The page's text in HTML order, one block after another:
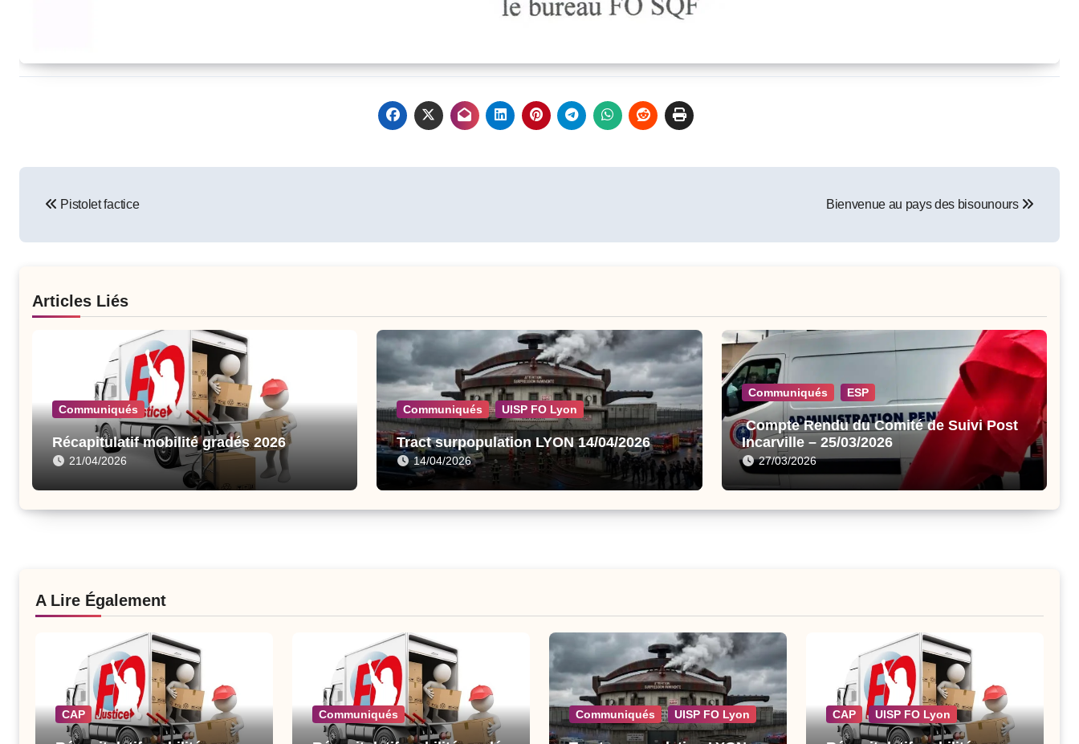
navigation
Pistolet factice Bienvenue au pays des bisounours
Articles Liés
Communiqués
Récapitulatif mobilité gradés 2026
21/04/2026
Communiqués UISP FO Lyon
Tract surpopulation LYON 14/04/2026
14/04/2026
Communiqués ESP
Compte Rendu du Comité de Suivi Post
Incarville – 25/03/2026
27/03/2026
A Lire Également
CAP Communiqués Communiqués UISP FO Lyon CAP UISP FO Lyon